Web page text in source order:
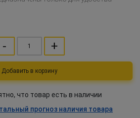
- +
Добавить в корзину
что товар есть в наличии
прогноз наличия товара